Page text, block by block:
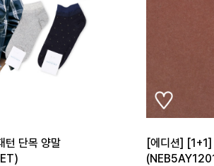
턴 단목 양말
[에디션] [1+1]